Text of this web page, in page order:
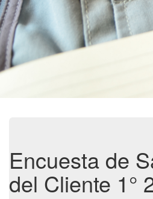
Encuesta de
del Cliente 1°